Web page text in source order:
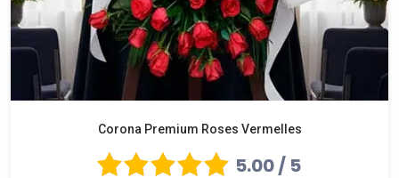
Corona Premium Roses Vermelles
5.00 / 5